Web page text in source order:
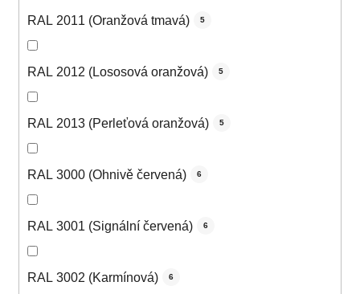
RAL 2011 (Oranžová tmavá) 5
RAL 2012 (Lososová oranžová) 5
RAL 2013 (Perleťová oranžová) 5
RAL 3000 (Ohnivě červená) 6
RAL 3001 (Signální červená) 6
RAL 3002 (Karmínová) 6